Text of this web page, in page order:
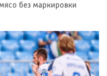
без маркировки